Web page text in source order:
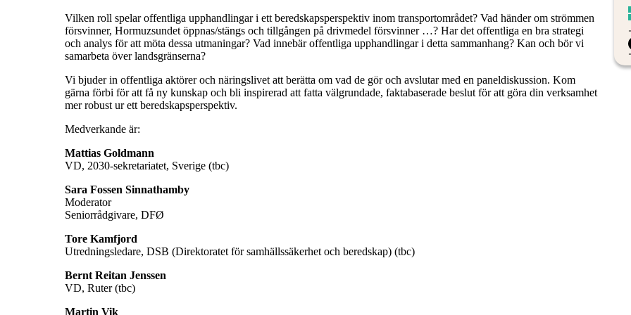
Vilken roll spelar offentliga upphandlingar i ett beredskapsperspektiv inom transportområdet? Vad händer om strömmen
försvinner, Hormuzsundet öppnas/stängs och tillgången på drivmedel försvinner …? Har det offentliga en bra strategi
och analys för att möta dessa utmaningar? Vad innebär offentliga upphandlingar i detta sammanhang? Kan och bör vi
samarbeta över landsgränserna?
Vi bjuder in offentliga aktörer och näringslivet att berätta om vad de gör och avslutar med en paneldiskussion. Kom
gärna förbi för att få ny kunskap och bli inspirerad att fatta välgrundade, faktabaserade beslut för att göra din verksamhet
mer robust ur ett beredskapsperspektiv.
Medverkande är:
Mattias Goldmann
VD, 2030-sekretariatet, Sverige (tbc)
Sara Fossen Sinnathamby
Moderator
Seniorrådgivare, DFØ
Tore Kamfjord
Utredningsledare, DSB (Direktoratet för samhällssäkerhet och beredskap) (tbc)
Bernt Reitan Jenssen
VD, Ruter (tbc)
Martin Vik